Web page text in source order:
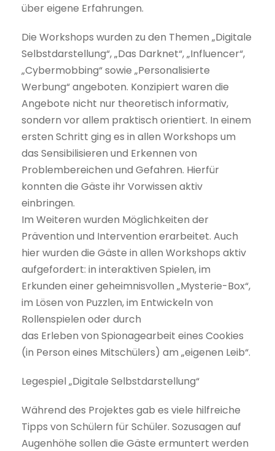
über eigene Erfahrungen.
Die Workshops wurden zu den Themen „Digitale
Selbstdarstellung“, „Das Darknet“, „Influencer“,
„Cybermobbing“ sowie „Personalisierte
Werbung“ angeboten. Konzipiert waren die
Angebote nicht nur theoretisch informativ,
sondern vor allem praktisch orientiert. In einem
ersten Schritt ging es in allen Workshops um
das Sensibilisieren und Erkennen von
Problembereichen und Gefahren. Hierfür
konnten die Gäste ihr Vorwissen aktiv
einbringen.
Im Weiteren wurden Möglichkeiten der
Prävention und Intervention erarbeitet. Auch
hier wurden die Gäste in allen Workshops aktiv
aufgefordert: in interaktiven Spielen, im
Erkunden einer geheimnisvollen „Mysterie-Box“,
im Lösen von Puzzlen, im Entwickeln von
Rollenspielen oder durch
das Erleben von Spionagearbeit eines Cookies
(in Person eines Mitschülers) am „eigenen Leib“.
Legespiel „Digitale Selbstdarstellung“
Während des Projektes gab es viele hilfreiche
Tipps von Schülern für Schüler. Sozusagen auf
Augenhöhe sollen die Gäste ermuntert werden